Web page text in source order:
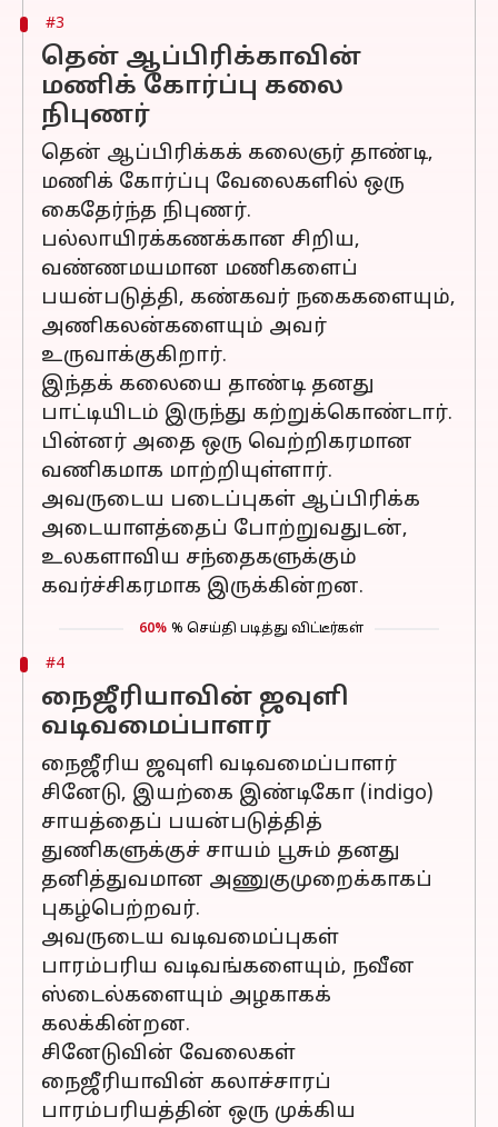
#3
தென் ஆப்பிரிக்காவின்
மணிக் கோர்ப்பு கலை
நிபுணர்
தென் ஆப்பிரிக்கக் கலைஞர் தாண்டி,
மணிக் கோர்ப்பு வேலைகளில் ஒரு
கைதேர்ந்த நிபுணர்.
பல்லாயிரக்கணக்கான சிறிய,
வண்ணமயமான மணிகளைப்
பயன்படுத்தி, கண்கவர் நகைகளையும்,
அணிகலன்களையும் அவர்
உருவாக்குகிறார்.
இந்தக் கலையை தாண்டி தனது
பாட்டியிடம் இருந்து கற்றுக்கொண்டார்.
பின்னர் அதை ஒரு வெற்றிகரமான
வணிகமாக மாற்றியுள்ளார்.
அவருடைய படைப்புகள் ஆப்பிரிக்க
அடையாளத்தைப் போற்றுவதுடன்,
உலகளாவிய சந்தைகளுக்கும்
கவர்ச்சிகரமாக இருக்கின்றன.
60% % செய்தி படித்து விட்டீர்கள்
#4
நைஜீரியாவின் ஜவுளி
வடிவமைப்பாளர்
நைஜீரிய ஜவுளி வடிவமைப்பாளர்
சினேடு, இயற்கை இண்டிகோ (indigo)
சாயத்தைப் பயன்படுத்தித்
துணிகளுக்குச் சாயம் பூசும் தனது
தனித்துவமான அணுகுமுறைக்காகப்
புகழ்பெற்றவர்.
அவருடைய வடிவமைப்புகள்
பாரம்பரிய வடிவங்களையும், நவீன
ஸ்டைல்களையும் அழகாகக்
கலக்கின்றன.
சினேடுவின் வேலைகள்
நைஜீரியாவின் கலாச்சாரப்
பாரம்பரியத்தின் ஒரு முக்கிய